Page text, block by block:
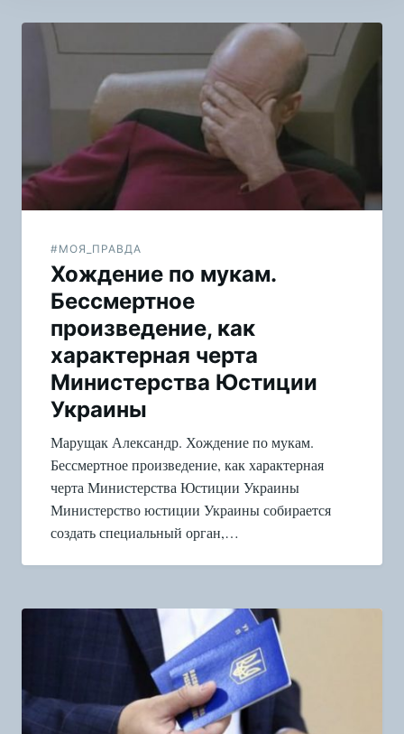
Навигация
записям
#МОЯ_ПРАВДА
Хождение по мукам.
Бессмертное
произведение, как
характерная черта
Министерства Юстиции
Украины
Марущак Александр. Хождение по мукам.
Бессмертное произведение, как характерная
черта Министерства Юстиции Украины
Министерство юстиции Украины собирается
создать специальный орган,…